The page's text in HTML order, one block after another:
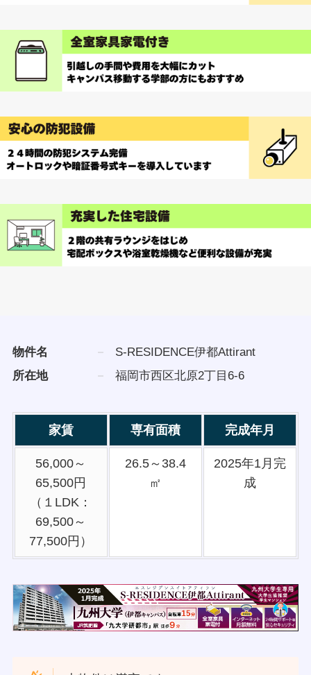
物件名
S-RESIDENCE伊都Attirant
所在地
福岡市西区北原2丁目6-6
家賃 専有面積 完成年月
56,000～
65,500円
（１LDK：
69,500～
77,500円）
26.5～38.4
㎡
2025年1月完
成